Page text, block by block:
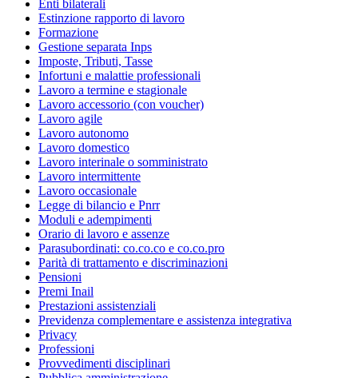
Enti bilaterali
Estinzione rapporto di lavoro
Formazione
Gestione separata Inps
Imposte, Tributi, Tasse
Infortuni e malattie professionali
Lavoro a termine e stagionale
Lavoro accessorio (con voucher)
Lavoro agile
Lavoro autonomo
Lavoro domestico
Lavoro interinale o somministrato
Lavoro intermittente
Lavoro occasionale
Legge di bilancio e Pnrr
Moduli e adempimenti
Orario di lavoro e assenze
Parasubordinati: co.co.co e co.co.pro
Parità di trattamento e discriminazioni
Pensioni
Premi Inail
Prestazioni assistenziali
Previdenza complementare e assistenza integrativa
Privacy
Professioni
Provvedimenti disciplinari